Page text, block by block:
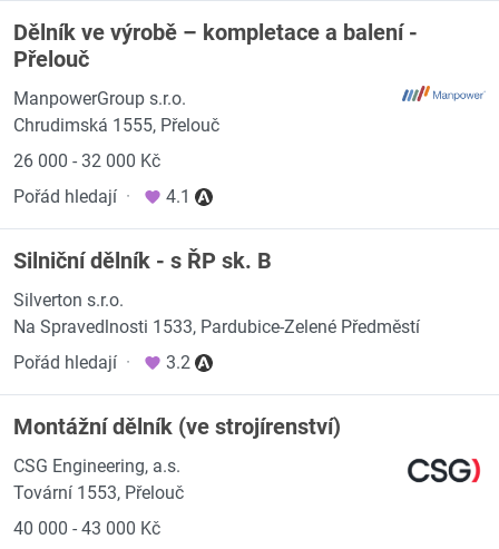
Dělník ve výrobě – kompletace a balení -
Přelouč
ManpowerGroup s.r.o.
Chrudimská 1555, Přelouč
26 000 - 32 000 Kč
Pořád hledají · 4.1
Silniční dělník - s ŘP sk. B
Silverton s.r.o.
Na Spravedlnosti 1533, Pardubice-Zelené Předměstí
Pořád hledají · 3.2
Montážní dělník (ve strojírenství)
CSG Engineering, a.s.
Tovární 1553, Přelouč
40 000 - 43 000 Kč